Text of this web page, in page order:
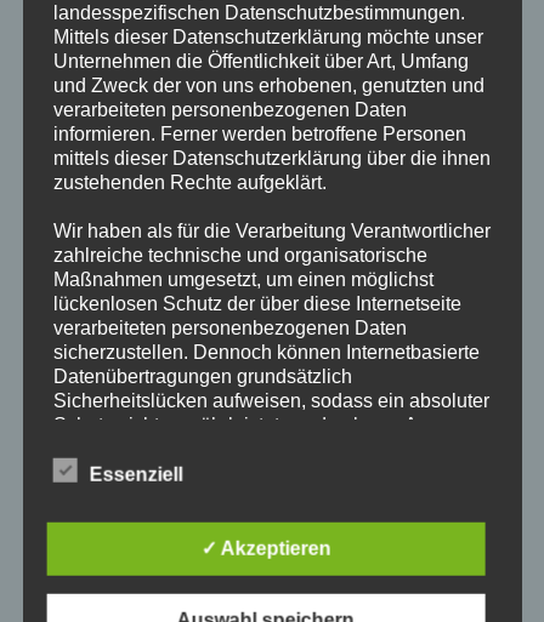
deren Inhalte ich keinen Einfluss habe. Deshalb kann ich für
diese fremden Inhalte auch keine Gewähr übernehmen. Für
die Inhalte der verlinkten Seiten ist stets der jeweilige
Anbieter oder Betreiber der Seiten verantwortlich.
Die verlinkten Seiten wurden zum Zeitpunkt der Verlinkung
auf mögliche Rechtsverstöße überprüft. Rechtswidrige
Inhalte waren zum Zeitpunkt der Verlinkung nicht erkennbar.
Eine permanente inhaltliche Kontrolle der verlinkten Seiten
ist jedoch ohne konkrete Anhaltspunkte einer
Rechtsverletzung nicht zumutbar. Bei Bekanntwerden von
Rechtsverletzungen werde ich derartige Links umgehend
entfernen.
Urheberrecht
auf diesen Seiten unterliegen dem deutschen Urheberrecht.
der Verwertung außerhalb der Grenzen des Urheberrechtes
bedürfen der schriftlichen Zustimmung des jeweiligen Autors
für den privaten, nicht kommerziellen Gebrauch gestattet.
landesspezifischen Datenschutzbestimmungen.
Mittels dieser Datenschutzerklärung möchte unser
Unternehmen die Öffentlichkeit über Art, Umfang
und Zweck der von uns erhobenen, genutzten und
verarbeiteten personenbezogenen Daten
informieren. Ferner werden betroffene Personen
mittels dieser Datenschutzerklärung über die ihnen
zustehenden Rechte aufgeklärt.
Wir haben als für die Verarbeitung Verantwortlicher
zahlreiche technische und organisatorische
Maßnahmen umgesetzt, um einen möglichst
lückenlosen Schutz der über diese Internetseite
verarbeiteten personenbezogenen Daten
sicherzustellen. Dennoch können Internetbasierte
Datenübertragungen grundsätzlich
Sicherheitslücken aufweisen, sodass ein absoluter
Schutz nicht gewährleistet werden kann. Aus
frei, personenbezogene Daten auch auf
uns zu übermitteln.
Essenziell
✓ Akzeptieren